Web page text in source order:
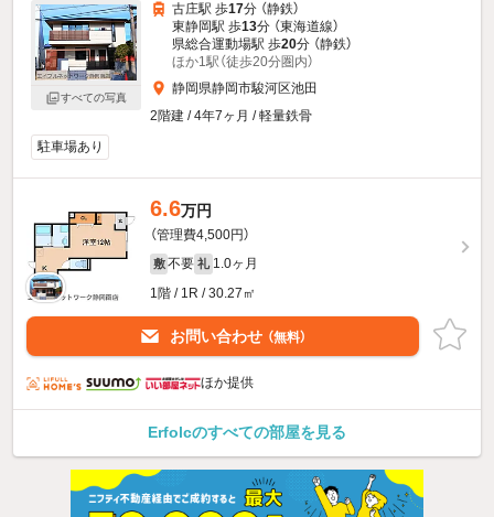
すべての写真
古庄駅 歩17分 （静鉄）
東静岡駅 歩13分 （東海道線）
県総合運動場駅 歩20分 （静鉄）
ほか1駅（徒歩20分圏内）
静岡県静岡市駿河区池田
2階建 / 4年7ヶ月 / 軽量鉄骨
駐車場あり
6.6万円
（管理費4,500円）
敷 不要 礼 1.0ヶ月
1階 / 1R / 30.27㎡
お問い合わせ （無料）
ほか提供
Erfolcのすべての部屋を見る